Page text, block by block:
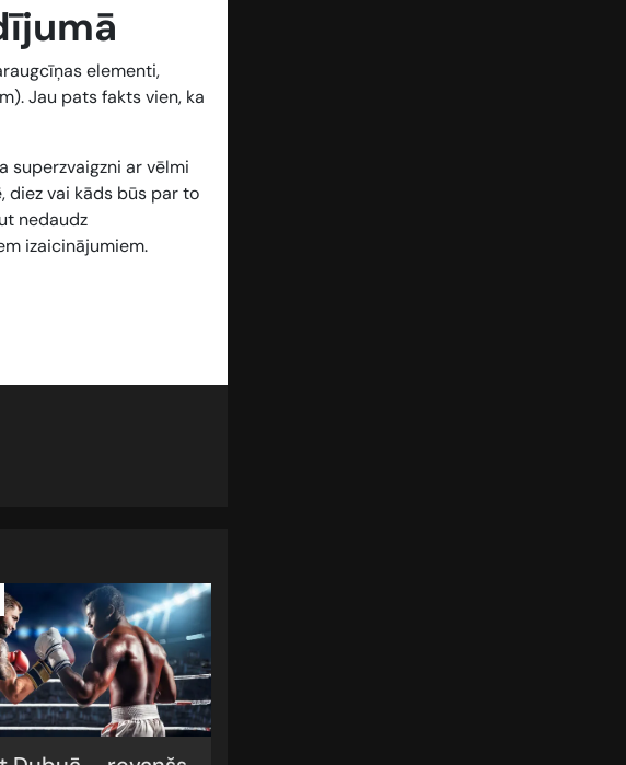
elementi,
Jau pats fakts vien, ka
superzvaigzni ar vēlmi
diez vai kāds būs par to
nedaudz
izaicinājumiem.